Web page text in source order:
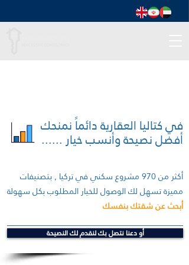
في كتاليا العقارية دائماً نمنحك
أفضل نصيحة وأنسب خيار ......
أكثر من 970 مشروع سكني في تركيا , بتصنيفات
مميزة تسهل لك الوصول للخيار المطلوب بكل سهولة
أبحث عن شقتك بنفسك
أو دعنا نتصل بك لنقدم لك النصيحة